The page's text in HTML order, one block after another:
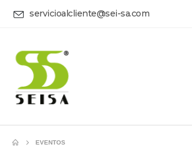
servicioalcliente@sei-sa.com
EVENTOS